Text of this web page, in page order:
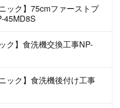
ック】75cmファーストプ
45MD8S
ク】食洗機交換工事NP-
ック】食洗機後付け工事